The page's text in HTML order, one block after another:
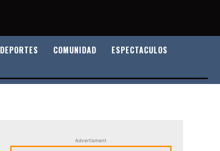
DEPORTES COMUNIDAD
ESPECTACULOS
Advertisment